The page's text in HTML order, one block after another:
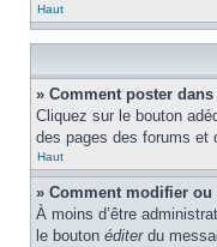
Haut
» Comment poster
Cliquez sur le bouton
des pages des forums et
Haut
» Comment modifier
À moins d’être
le bouton éditerdu